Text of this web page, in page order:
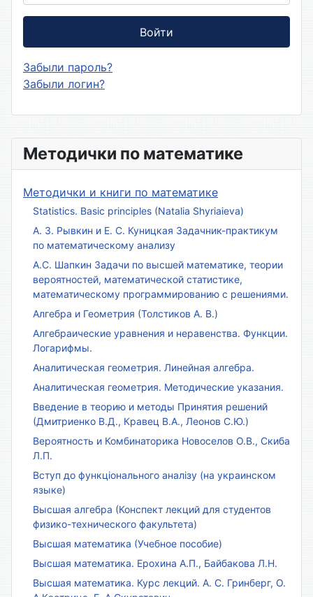
Методички по математике
Методички и книги по математике
Statistics. Basic principles (Natalia Shyriaieva)
А. З. Рывкин и Е. С. Куницкая Задачник-практикум
по математическому анализу
А.С. Шапкин Задачи по высшей математике, теории
вероятностей, математической статистике,
математическому программированию с решениями.
Алгебра и Геометрия (Толстиков А. В.)
Алгебраические уравнения и неравенства. Функции.
Логарифмы.
Аналитическая геометрия. Линейная алгебра.
Аналитическая геометрия. Методические указания.
Введение в теорию и методы Принятия решений
(Дмитриенко В.Д., Кравец В.А., Леонов С.Ю.)
Вероятность и Комбинаторика Новоселов О.В., Скиба
Л.П.
Вступ до функціонального аналізу (на украинском
языке)
Высшая алгебра (Конспект лекций для студентов
физико-технического факультета)
Высшая математика (Учебное пособие)
Высшая математика. Ерохина А.П., Байбакова Л.Н.
Высшая математика. Курс лекций. А. С. Гринберг, О.
Войти
Забыли пароль?
Забыли логин?